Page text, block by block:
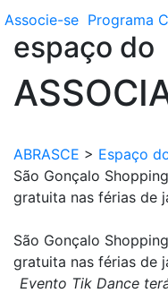
Associe-se Programa
espaço do
ABRASCE > Espaço
São Gonçalo
gratuita nas férias de
São Gonçalo
gratuita nas férias de
Evento Tik Dance